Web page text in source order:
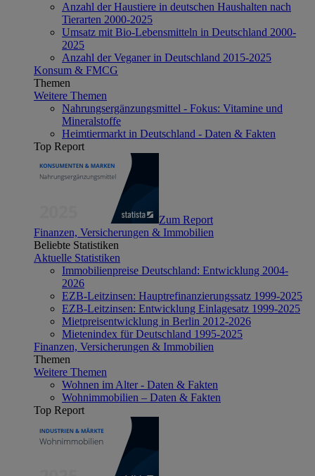
Anzahl der Haustiere in deutschen Haushalten nach
Tierarten 2000-2025
Umsatz mit Bio-Lebensmitteln in Deutschland 2000-
2025
Anzahl der Veganer in Deutschland 2015-2025
Konsum & FMCG
Themen
Weitere Themen
Nahrungsergänzungsmittel - Fokus: Vitamine und
Mineralstoffe
Heimtiermarkt in Deutschland - Daten & Fakten
Top Report
Zum Report
Finanzen, Versicherungen & Immobilien
Beliebte Statistiken
Aktuelle Statistiken
Immobilienpreise Deutschland: Entwicklung 2004-
2026
EZB-Leitzinsen: Hauptrefinanzierungssatz 1999-2025
EZB-Leitzinsen: Entwicklung Einlagesatz 1999-2025
Mietpreisentwicklung in Berlin 2012-2026
Mietenindex für Deutschland 1995-2025
Finanzen, Versicherungen & Immobilien
Themen
Weitere Themen
Wohnen im Alter - Daten & Fakten
Wohnimmobilien – Daten & Fakten
Top Report